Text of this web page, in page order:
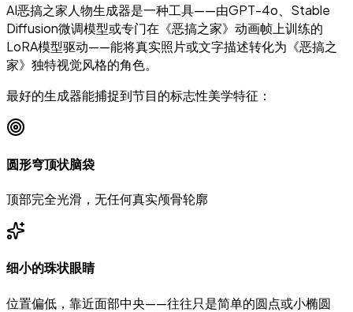
AI恶搞之家人物生成器是一种工具——由GPT-4o、Stable
Diffusion微调模型或专门在《恶搞之家》动画帧上训练的
LoRA模型驱动——能将真实照片或文字描述转化为《恶搞之
家》独特视觉风格的角色。
最好的生成器能捕捉到节目的标志性美学特征：
圆形穹顶状脑袋
顶部完全光滑，无任何真实颅骨轮廓
细小的珠状眼睛
位置偏低，靠近面部中央——往往只是简单的圆点或小椭圆